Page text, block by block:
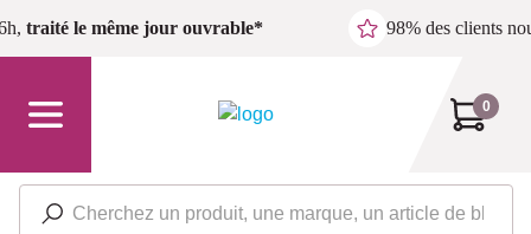
Passer au contenu principal
traité le même jour ouvrable* 98% des clients
0